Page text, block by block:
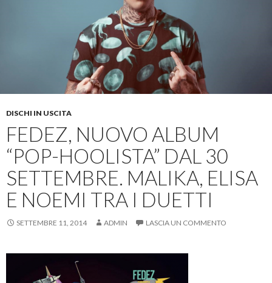
DISCHI IN USCITA
FEDEZ, NUOVO ALBUM
“POP-HOOLISTA” DAL 30
SETTEMBRE. MALIKA, ELISA
E NOEMI TRA I DUETTI
SETTEMBRE 11, 2014 ADMIN LASCIA UN COMMENTO